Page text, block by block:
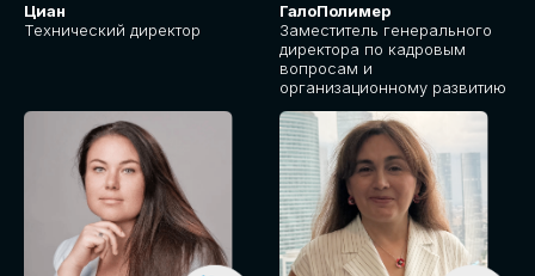
Циан
Технический директор
ГалоПолимер
Заместитель генерального
директора по кадровым
вопросам и
организационному развитию